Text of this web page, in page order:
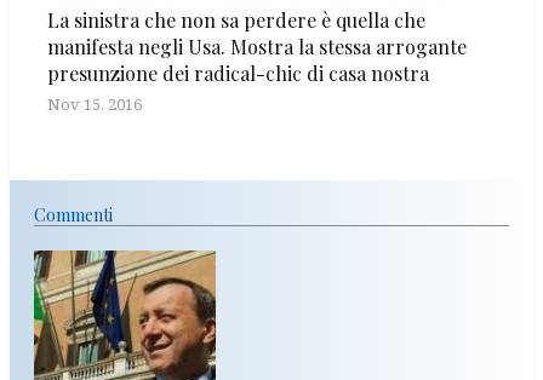
La sinistra che non sa perdere è quella che
manifesta negli Usa. Mostra la stessa arrogante
presunzione dei radical-chic di casa nostra
Nov 15, 2016
Commenti